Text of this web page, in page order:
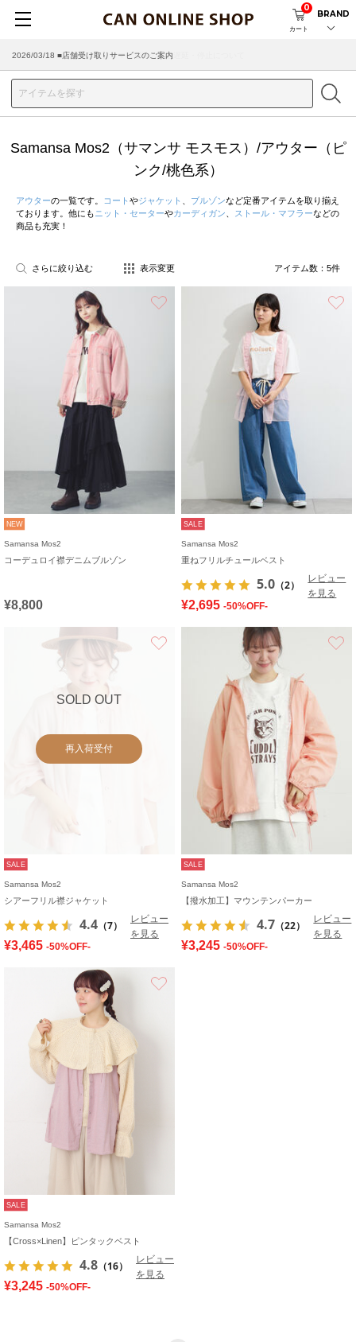
カート
0
BRAND
2026/03/18 ■店舗受け取りサービスのご案内
Samansa Mos2（サマンサ モスモス）/アウター（ピ
ンク/桃色系）
アウターの一覧です。 コート やジャケット ブルゾンなど定番アイテムを取り揃え
ております。他にも ニット・セーターやカーディガン ストール・マフラーなどの
商品も充実！
さらに絞り込む 表示変更 アイテム数： 5件
NEW
Samansa Mos2
コーデュロイ襟デニムブルゾン
¥8,800
SALE
Samansa Mos2
重ねフリルチュールベスト
5.0 （2）
レビュー
を見る
¥2,695 -50%OFF-
SOLD OUT
再入荷受付
SALE
Samansa Mos2
シアーフリル襟ジャケット
4.4 （7）
レビュー
を見る
¥3,465 -50%OFF-
SALE
Samansa Mos2
【撥水加工】マウンテンパーカー
4.7 （22）
レビュー
を見る
¥3,245 -50%OFF-
SALE
Samansa Mos2
【Cross×Linen】ピンタックベスト
4.8 （16）
レビュー
を見る
¥3,245 -50%OFF-